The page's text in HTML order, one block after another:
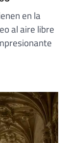
en la
al aire libre